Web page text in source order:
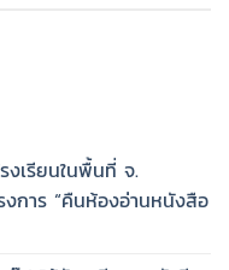
เรียนในพื้นที่ จ.
การ “คืนห้องอ่านหนังสือ